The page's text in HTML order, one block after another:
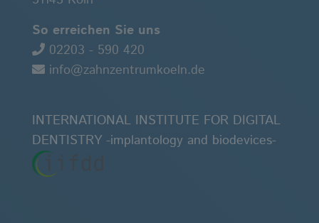
So erreichen Sie uns
02203 - 590 420
info@zahnzentrumkoeln.de
INTERNATIONAL INSTITUTE FOR DIGITAL
DENTISTRY -implantology and biodevices-